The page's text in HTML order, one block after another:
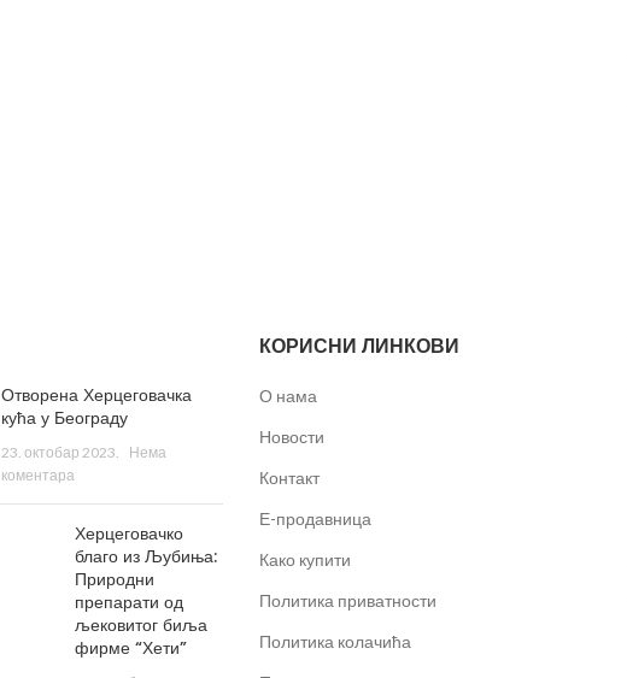
Отворена Херцеговачка
кућа у Београду
23. октобар 2023.
Нема
коментара
Херцеговачко
благо из Љубиња:
Природни
препарати од
љековитог биља
фирме “Хети”
КОРИСНИ ЛИНКОВИ
О нама
Новости
Контакт
Е-продавница
Како купити
Политика приватности
Политика колачића